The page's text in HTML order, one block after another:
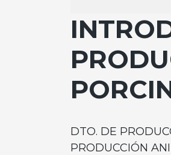
DTO. DE
PRODUCCIÓN